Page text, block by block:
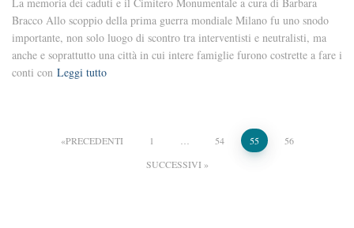
Bracco Allo scoppio della prima guerra mondiale Milano fu uno snodo
importante, non solo luogo di scontro tra interventisti e neutralisti, ma
anche e soprattutto una città in cui intere famiglie furono costrette a fare i
conti con Leggi tutto
Paginazione
PRECEDENTI 1 54 55
56
SUCCESSIVI